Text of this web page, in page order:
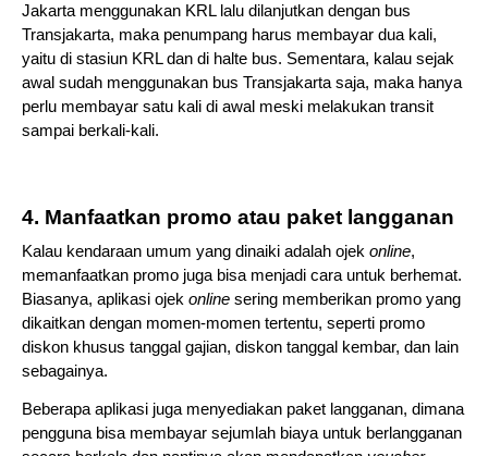
Jakarta menggunakan KRL lalu dilanjutkan dengan bus
Transjakarta, maka penumpang harus membayar dua kali,
yaitu di stasiun KRL dan di halte bus. Sementara, kalau sejak
awal sudah menggunakan bus Transjakarta saja, maka hanya
perlu membayar satu kali di awal meski melakukan transit
sampai berkali-kali.
4. Manfaatkan promo atau paket langganan
Kalau kendaraan umum yang dinaiki adalah ojek online,
memanfaatkan promo juga bisa menjadi cara untuk berhemat.
Biasanya, aplikasi ojek online sering memberikan promo yang
dikaitkan dengan momen-momen tertentu, seperti promo
diskon khusus tanggal gajian, diskon tanggal kembar, dan lain
sebagainya.
Beberapa aplikasi juga menyediakan paket langganan, dimana
pengguna bisa membayar sejumlah biaya untuk berlangganan